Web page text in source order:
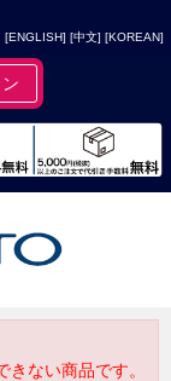
[ENGLISH] [中文] [KOREAN]
ない商品です。